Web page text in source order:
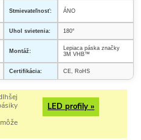
Stmievateľnosť: ÁNO
Uhol svietenia: 180°
Montáž:
Lepiaca páska značky
3M VHB™
Certifikácia: CE, RoHS
LED profily »